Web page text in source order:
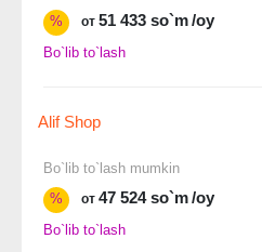
%
от 51 433 so`m/oy
Bo`lib to`lash
Alif Shop
Bo`lib to`lash mumkin
%
от 47 524 so`m/oy
Bo`lib to`lash